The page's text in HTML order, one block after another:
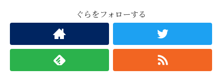
ぐらをフォローする